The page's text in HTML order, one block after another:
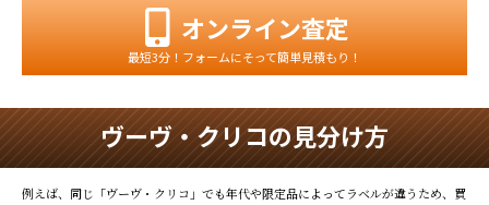
オンライン査定
最短3分！フォームにそって簡単見積もり！
ヴーヴ・クリコの見分け方
例えば、同じ「ヴーヴ・クリコ」でも年代や限定品によってラベルが違うため、買